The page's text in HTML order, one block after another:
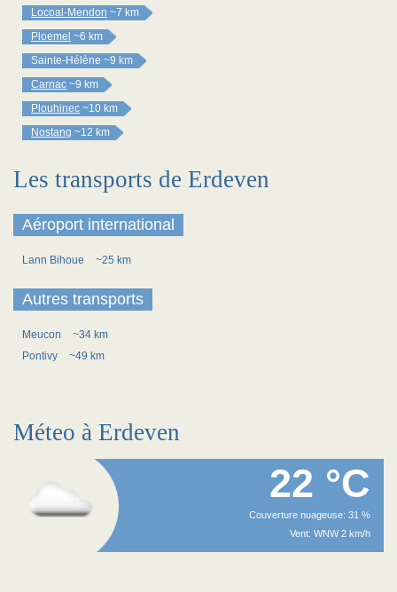
Locoal-Mendon ~7 km
Ploemel ~6 km
Sainte-Hélène ~9 km
Carnac ~9 km
Plouhinec ~10 km
Nostang ~12 km
Les transports de Erdeven
Aéroport international
Lann Bihoue ~25 km
Autres transports
Meucon
~34 km
Pontivy
~49 km
Méteo à Erdeven
22 °C
Couverture nuageuse: 31 %
Vent: WNW 2 km/h